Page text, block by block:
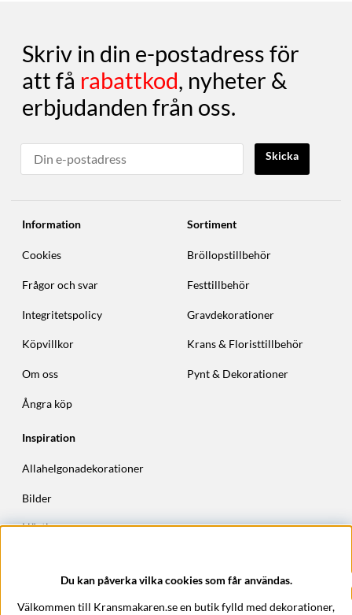
Skriv in din e-postadress för
att få rabattkod, nyheter &
erbjudanden från oss.
Skicka
Information
Cookies
Frågor och svar
Integritetspolicy
Köpvillkor
Om oss
Ångra köp
Sortiment
Bröllopstillbehör
Festtillbehör
Gravdekorationer
Krans & Floristtillbehör
Pynt & Dekorationer
Inspiration
Allahelgonadekorationer
Bilder
Höstkransar
Du kan påverka vilka cookies som får användas.
Välkommen till Kransmakaren.se en butik fylld med dekorationer,